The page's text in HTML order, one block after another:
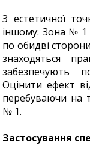
З естетичної
іншому: Зона № 1
по обидві
знаходяться
забезпечують
Оцінити ефект
перебуваючи на
№ 1.
Застосування